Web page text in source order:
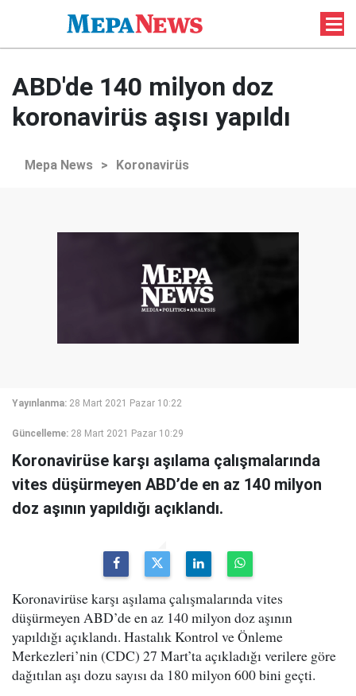
ABD'de 140 milyon doz
koronavirüs aşısı yapıldı
Mepa News > Koronavirüs
Yayınlanma: 28 Mart 2021 Pazar 10:22
Güncelleme: 28 Mart 2021 Pazar 10:29
Koronavirüse karşı aşılama çalışmalarında
vites düşürmeyen ABD’de en az 140 milyon
doz aşının yapıldığı açıklandı.
Koronavirüse karşı aşılama çalışmalarında vites
düşürmeyen ABD’de en az 140 milyon doz aşının
yapıldığı açıklandı. Hastalık Kontrol ve Önleme
Merkezleri’nin (CDC) 27 Mart’ta açıkladığı verilere göre
dağıtılan aşı dozu sayısı da 180 milyon 600 bini geçti.